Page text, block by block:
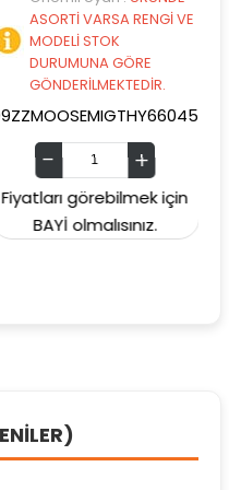
ASORTİ VARSA RENGİ VE
MODELİ STOK
DURUMUNA GÖRE
GÖNDERİLMEKTEDİR.
görebilmek için
BAYİ olmalısınız.